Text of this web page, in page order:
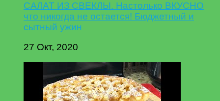
САЛАТ ИЗ СВЕКЛЫ. Настолько ВКУСНО
что никогда не остается! Бюджетный и
сытный ужин
27 Окт, 2020